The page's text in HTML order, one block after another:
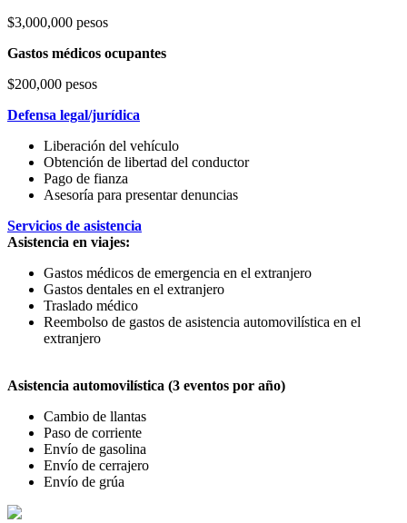
$3,000,000 pesos
Gastos médicos ocupantes
$200,000 pesos
Defensa legal/jurídica
Liberación del vehículo
Obtención de libertad del conductor
Pago de fianza
Asesoría para presentar denuncias
Servicios de asistencia
Asistencia en viajes:
Gastos médicos de emergencia en el extranjero
Gastos dentales en el extranjero
Traslado médico
Reembolso de gastos de asistencia automovilística en el
extranjero
Asistencia automovilística (3 eventos por año)
Cambio de llantas
Paso de corriente
Envío de gasolina
Envío de cerrajero
Envío de grúa